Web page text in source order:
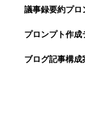
議事録要約プロ
プロンプト作成
ブログ記事構成